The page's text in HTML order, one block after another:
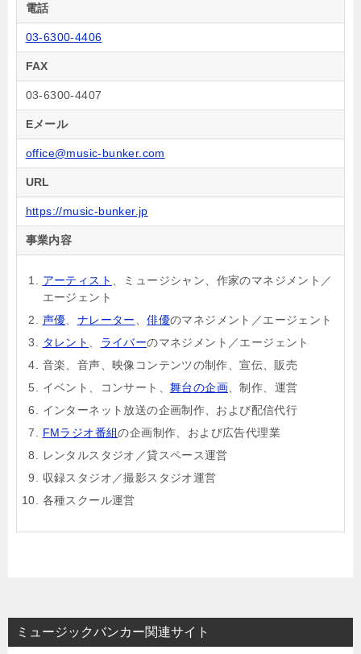
電話
03-6300-4406
FAX
03-6300-4407
Eメール
office@music-bunker.com
URL
https://music-bunker.jp
事業内容
アーティスト 、ミュージシャン、作家のマネジメント／
エージェント
声優、 ナレーター、俳優のマネジメント／エージェント
タレント 、 ライバーのマネジメント／エージェント
音楽、音声、映像コンテンツの制作、宣伝、販売
イベント、コンサート、 舞台の企画、制作、運営
インターネット放送の企画制作、および配信代行
FMラジオ番組の企画制作、および広告代理業
レンタルスタジオ／貸スペース運営
収録スタジオ／撮影スタジオ運営
各種スクール運営
ミュージックバンカー関連サイト